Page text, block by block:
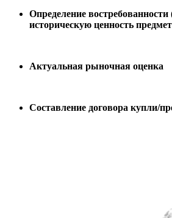
Определение востребованности
историческую ценность
Актуальная рыночная оценка
Составление договора купли/